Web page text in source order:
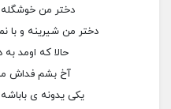
دختر من خوشگله
دختر من شیرینه و با
حالا که اومد به
آخ بشم فداش
یکی یدونه ی